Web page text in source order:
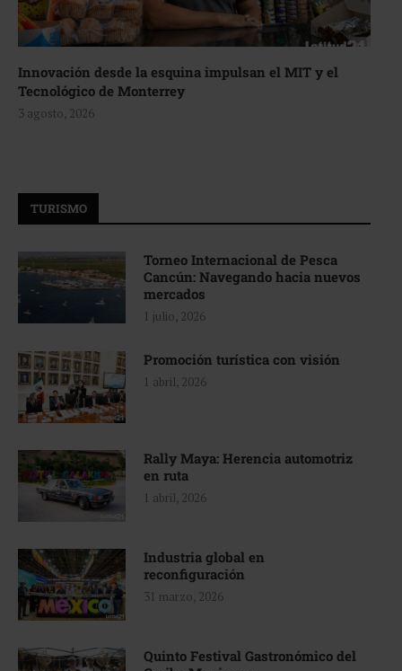
Innovación desde la esquina impulsan el MIT y el
Tecnológico de Monterrey
3 agosto, 2026
TURISMO
Torneo Internacional de Pesca
Cancún: Navegando hacia nuevos
mercados
1 julio, 2026
Promoción turística con visión
1 abril, 2026
Rally Maya: Herencia automotriz
en ruta
1 abril, 2026
Industria global en
reconfiguración
31 marzo, 2026
Quinto Festival Gastronómico del